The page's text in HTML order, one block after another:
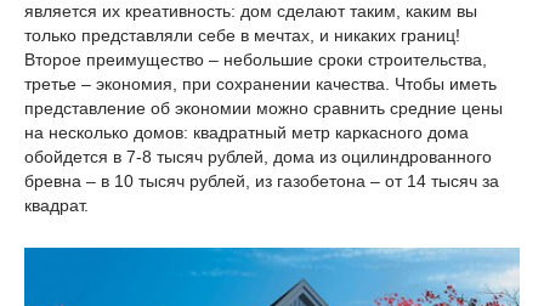
является их креативность: дом сделают таким, каким вы
только представляли себе в мечтах, и никаких границ!
Второе преимущество – небольшие сроки строительства,
третье – экономия, при сохранении качества. Чтобы иметь
представление об экономии можно сравнить средние цены
на несколько домов: квадратный метр каркасного дома
обойдется в 7-8 тысяч рублей, дома из оцилиндрованного
бревна – в 10 тысяч рублей, из газобетона – от 14 тысяч за
квадрат.